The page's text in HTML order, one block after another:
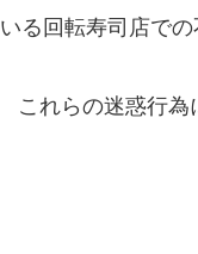
いる回転寿司店で
これらの迷惑行為